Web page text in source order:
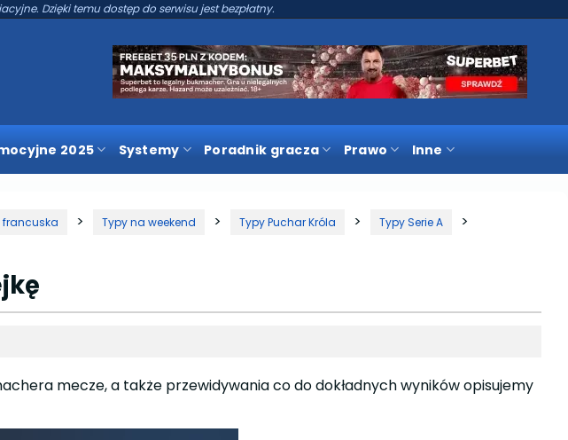
Dzięki temu dostęp do serwisu jest bezpłatny.
2025 Systemy Poradnik gracza Prawo Inne
francuska Typy na weekend Typy Puchar Króla
Typy Serie A
mecze, a także przewidywania co do dokładnych wyników opisujemy